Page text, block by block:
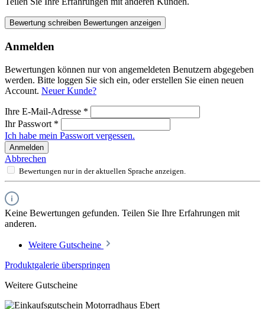
Bewertung schreiben Bewertungen anzeigen
Anmelden
Bewertungen können nur von angemeldeten Benutzern abgegeben
werden. Bitte loggen Sie sich ein, oder erstellen Sie einen neuen
Account. Neuer Kunde?
Ihre E-Mail-Adresse *
Ihr Passwort *
Ich habe mein Passwort vergessen.
Anmelden
Abbrechen
Bewertungen nur in der aktuellen Sprache anzeigen.
Keine Bewertungen gefunden. Teilen Sie Ihre Erfahrungen mit
anderen.
Weitere Gutscheine
Produktgalerie überspringen
Weitere Gutscheine